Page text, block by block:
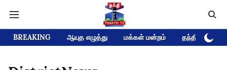
BREAKING ஆயுத எழுத்து மக்கள் மன்றம் தந்தி டிவி